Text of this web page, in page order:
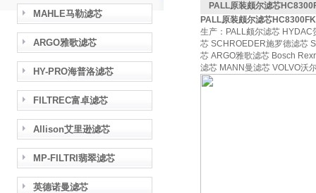
MAHLE马勒滤芯
ARGO雅歌滤芯
HY-PRO海普洛滤芯
FILTREC富卓滤芯
Allison艾里逊滤芯
MP-FILTRI翡翠滤芯
英德诺曼滤芯
PALL原装颇尔滤芯
PALL原装颇尔滤芯
生产：PALL颇尔滤芯
芯 SCHROEDER施罗德滤芯
芯 ARGO雅歌滤芯 Bosch
滤芯 MANN曼滤芯 VOLVO沃